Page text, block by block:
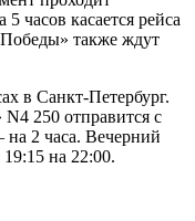
часов касается рейса
также ждут
в Санкт-Петербург.
250 отправится с
на 2 часа. Вечерний
на 22:00.